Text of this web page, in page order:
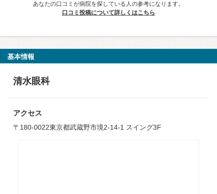
あなたの口コミが病院を探している人の参考になります。
口コミ投稿について詳しくはこちら
基本情報
清水眼科
アクセス
〒180-0022東京都武蔵野市境2-14-1 スイング3F